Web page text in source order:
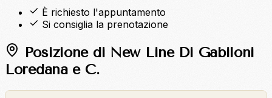
È richiesto l'appuntamento
Si consiglia la prenotazione
Posizione di New Line Di Gabiloni
Loredana e C.